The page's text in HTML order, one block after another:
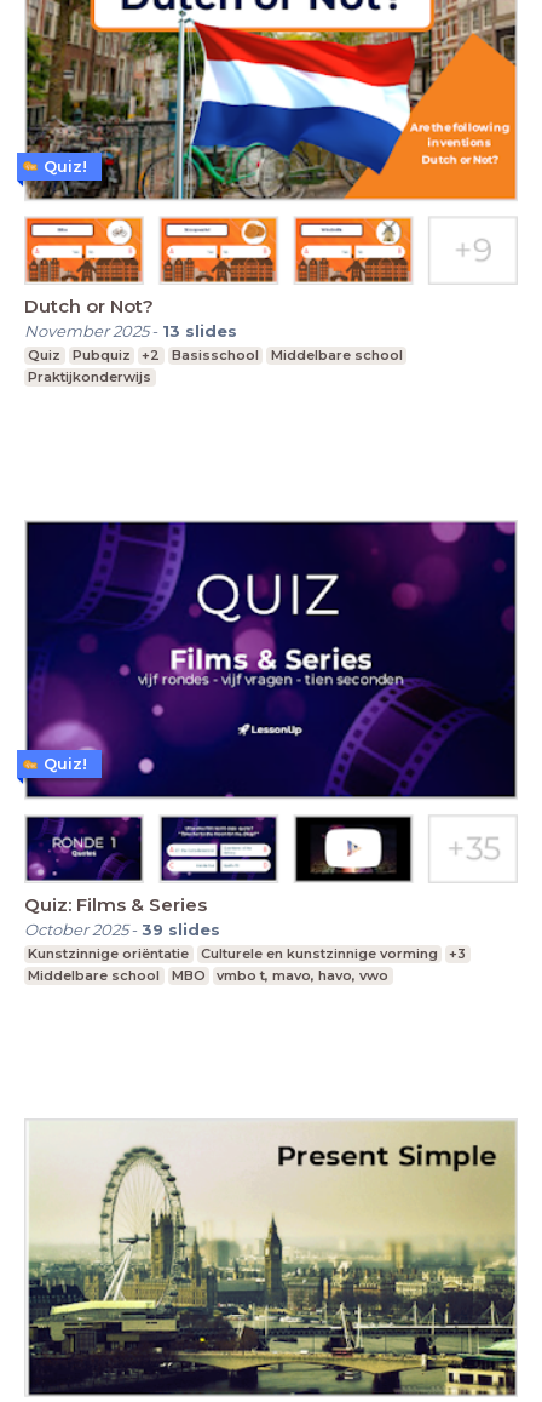
Dutch or Not?
November 2025- 13 slides
Quiz Pubquiz +2 Basisschool
Middelbare school
Praktijkonderwijs
Quiz!
Quiz: Films & Series
October 2025-39 slides
Kunstzinnige oriëntatie Culturele en kunstzinnige vorming
+3
Middelbare school
MBO vmbo t, mavo, havo, vwo
Quiz!